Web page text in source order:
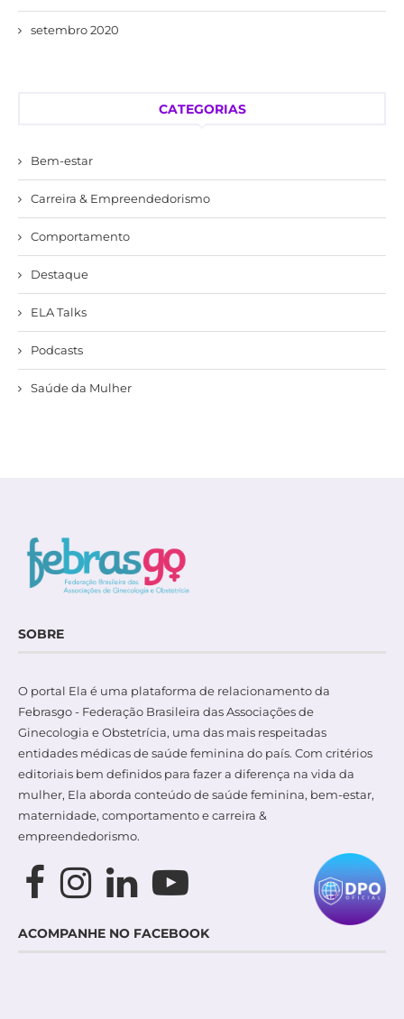
setembro 2020
CATEGORIAS
Bem-estar
Carreira & Empreendedorismo
Comportamento
Destaque
ELA Talks
Podcasts
Saúde da Mulher
SOBRE
O portal Ela é uma plataforma de relacionamento da
Febrasgo - Federação Brasileira das Associações de
Ginecologia e Obstetrícia, uma das mais respeitadas
entidades médicas de saúde feminina do país. Com critérios
editoriais bem definidos para fazer a diferença na vida da
mulher, Ela aborda conteúdo de saúde feminina, bem-estar,
maternidade, comportamento e carreira &
empreendedorismo.
ACOMPANHE NO FACEBOOK